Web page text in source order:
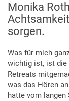
Monika
sorgen.
Was für mich
wichtig ist, ist die
Retreats
was das Hören
hatte vom langen